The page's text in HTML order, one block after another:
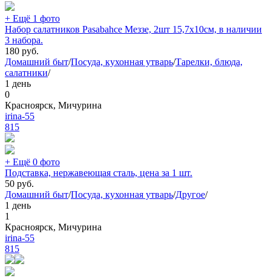
+ Ещё 1 фото
Набор салатников Pasabahce Меззе, 2шт 15,7х10см, в наличии
3 набора.
180 руб.
Домашний быт/Посуда, кухонная утварь/Тарелки, блюда,
салатники/
1 день
0
Красноярск, Мичурина
irina-55
815
+ Ещё 0 фото
Подставка, нержавеющая сталь, цена за 1 шт.
50 руб.
Домашний быт/Посуда, кухонная утварь/Другое/
1 день
1
Красноярск, Мичурина
irina-55
815